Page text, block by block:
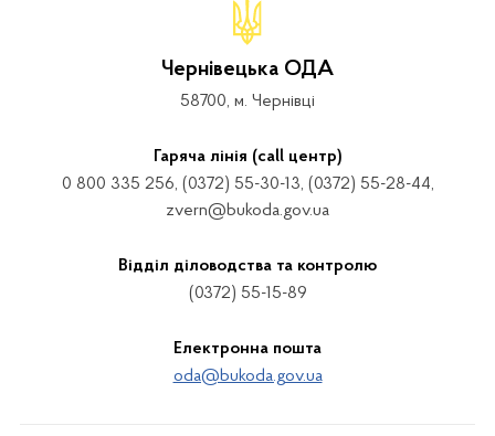
Чернівецька ОДА
58700, м. Чернівці
Гаряча лінія (call центр)
0 800 335 256, (0372) 55-30-13, (0372) 55-28-44,
zvern@bukoda.gov.ua
Відділ діловодства та контролю
(0372) 55-15-89
Електронна пошта
oda@bukoda.gov.ua